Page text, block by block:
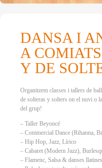
DANSA I
A
Y DE
Organitzem classes i tallers de
de solteras y solters on el nuvi o
del grup!
– Taller Beyoncé
– Commercial Dance (Rihanna,
– Hip Hop, Jazz, Lírico
– Cabaret (Modern Jazz),
– Flamenc, Salsa & danses